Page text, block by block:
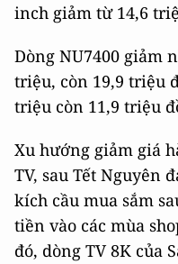
inch giảm từ 14,6
Dòng NU7400 giảm
triệu, còn 19,9 triệu
triệu còn 11,9 triệu
Xu hướng giảm giá
TV, sau Tết Nguyên
kích cầu mua sắm
tiền vào các mùa
đó, dòng TV 8K của